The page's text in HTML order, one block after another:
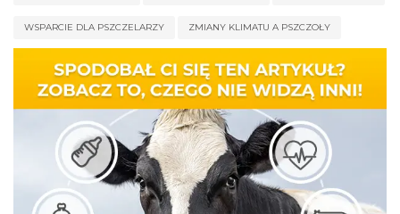
WSPARCIE DLA PSZCZELARZY ZMIANY KLIMATU A PSZCZOŁY